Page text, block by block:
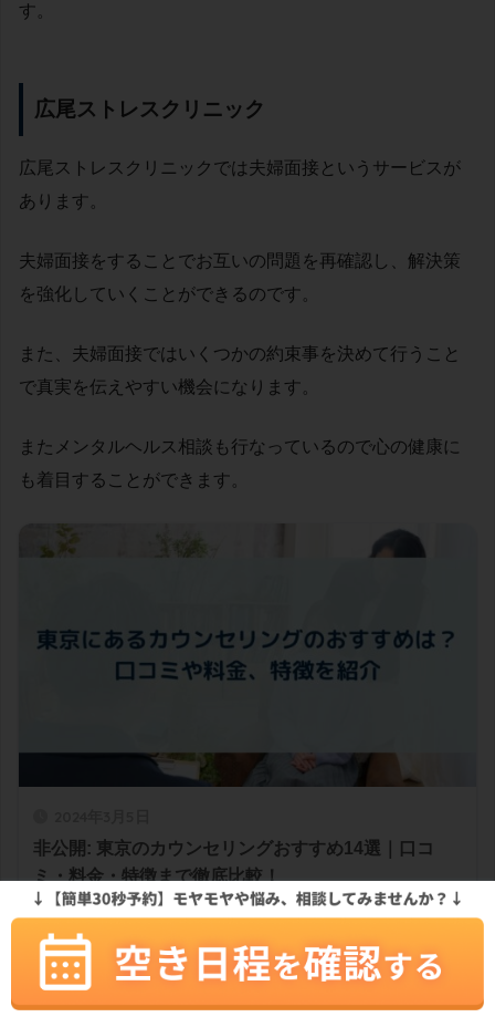
す。
広尾ストレスクリニック
広尾ストレスクリニックでは夫婦面接というサービスが
あります。
夫婦面接をすることでお互いの問題を再確認し、解決策
を強化していくことができるのです。
また、夫婦面接ではいくつかの約束事を決めて行うこと
で真実を伝えやすい機会になります。
またメンタルヘルス相談も行なっているので心の健康に
も着目することができます。
非公開: 東京のカウンセリングおすすめ14選｜口コ
ミ・料金・特徴まで徹底比較！
大阪で夫婦カウンセリングが受けられる